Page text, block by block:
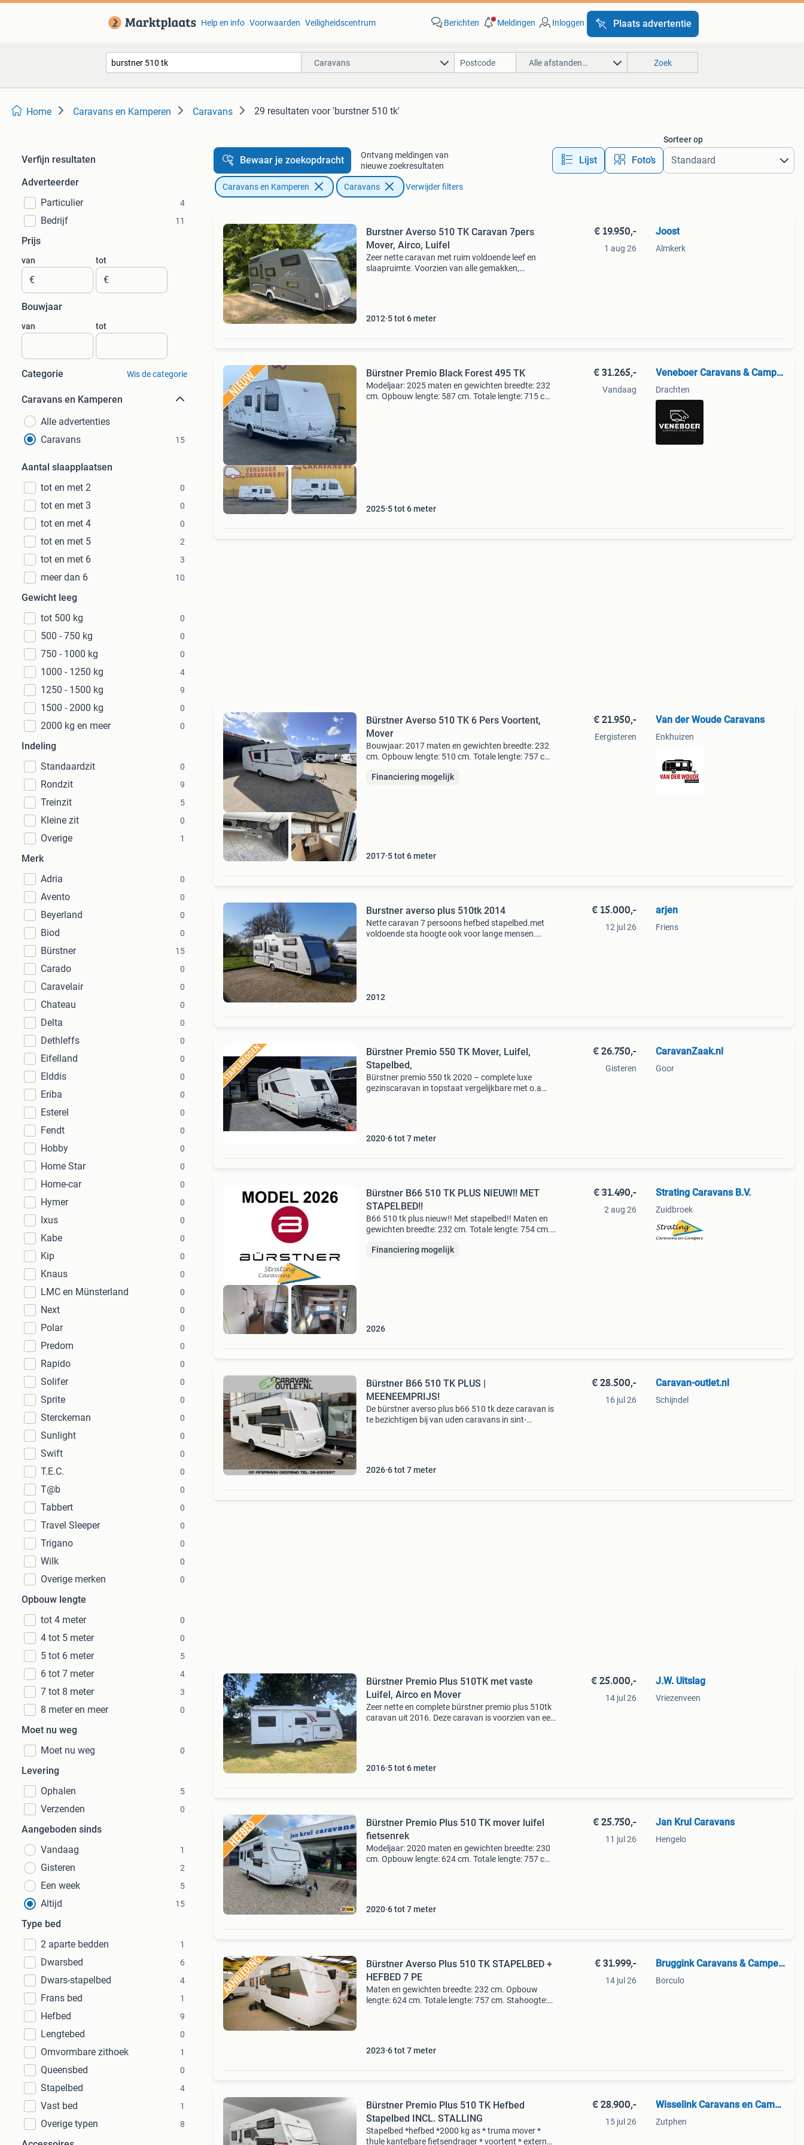
Help en info Voorwaarden Veiligheidscentrum Berichten Meldingen Inloggen Plaats advertentie
Caravans Alle afstanden… Zoek
Home Caravans en Kamperen Caravans 29 resultaten voor 'burstner 510 tk'
Verfijn resultaten
Adverteerder
Particulier
4
Bedrijf 11
Prijs
van
€
tot
€
Bouwjaar
van tot
Categorie Wis de categorie
Caravans en Kamperen
Alle advertenties
Caravans
15
Aantal slaapplaatsen
tot en met 2
0
tot en met 3 0
tot en met 4 0
tot en met 5 2
tot en met 6 3
meer dan 6 10
Gewicht leeg
tot 500 kg
0
500 - 750 kg 0
750 - 1000 kg 0
1000 - 1250 kg 4
1250 - 1500 kg 9
1500 - 2000 kg 0
2000 kg en meer 0
Indeling
Standaardzit
0
Rondzit 9
Treinzit 5
Kleine zit 0
Overige 1
Merk
Adria
0
Avento 0
Beyerland 0
Biod 0
Bürstner 15
Carado 0
Caravelair 0
Chateau 0
Delta 0
Dethleffs 0
Eifelland 0
Elddis 0
Eriba 0
Esterel 0
Fendt 0
Hobby 0
Home Star 0
Home-car 0
Hymer 0
Ixus 0
Kabe 0
Kip 0
Knaus 0
LMC en Münsterland 0
Next 0
Polar 0
Predom 0
Rapido 0
Solifer 0
Sprite 0
Sterckeman 0
Sunlight 0
Swift 0
T.E.C. 0
T@b 0
Tabbert 0
Travel Sleeper 0
Trigano 0
Wilk 0
Overige merken 0
Opbouw lengte
tot 4 meter
0
4 tot 5 meter 0
5 tot 6 meter 5
6 tot 7 meter 4
7 tot 8 meter 3
8 meter en meer 0
Moet nu weg
Moet nu weg
0
Levering
Ophalen
5
Verzenden 0
Aangeboden sinds
Vandaag
1
Gisteren 2
Een week 5
Altijd 15
Type bed
2 aparte bedden
1
Dwarsbed 6
Dwars-stapelbed 4
Frans bed 1
Hefbed 9
Lengtebed 0
Omvormbare zithoek 1
Queensbed 0
Stapelbed 4
Vast bed 1
Overige typen 8
Bewaar je zoekopdracht
Ontvang meldingen van
nieuwe zoekresultaten
Lijst Foto’s
Sorteer op
Caravans en Kamperen Caravans Verwijder filters
Burstner Averso 510 TK Caravan 7pers
Mover, Airco, Luifel
Zeer nette caravan met ruim voldoende leef en
slaapruimte. Voorzien van alle gemakken,
2012 5 tot 6 meter
€ 19.950,-
1 aug 26
Joost
Almkerk
Bürstner Premio Black Forest 495 TK
Modeljaar: 2025 maten en gewichten breedte: 232
cm. Opbouw lengte: 587 cm. Totale lengte: 715 cm.
2025 5 tot 6 meter
€ 31.265,-
Vandaag
Veneboer Caravans & Campers bv
Drachten
Bürstner Averso 510 TK 6 Pers Voortent,
Mover
Bouwjaar: 2017 maten en gewichten breedte: 232
cm. Opbouw lengte: 510 cm. Totale lengte: 757 cm.
kg. Laadvermogen: 230 kg. Slapen aantal
Financiering mogelijk
2017 5 tot 6 meter
€ 21.950,-
Eergisteren
Van der Woude Caravans
Enkhuizen
Burstner averso plus 510tk 2014
Nette caravan 7 persoons hefbed stapelbed.met
voldoende sta hoogte ook voor lange mensen.
2012
€ 15.000,-
12 jul 26
arjen
Friens
Bürstner Premio 550 TK Mover, Luifel,
Stapelbed,
Bürstner premio 550 tk 2020 – complete luxe
gezinscaravan in topstaat vergelijkbare met o.a
2020 6 tot 7 meter
€ 26.750,-
Gisteren
CaravanZaak.nl
Goor
Bürstner B66 510 TK PLUS NIEUW!! MET
STAPELBED!!
B66 510 tk plus nieuw!! Met stapelbed!! Maten en
gewichten breedte: 232 cm. Totale lengte: 754 cm.
Kg. Laadvermogen: 580 kg. Slapen aantal
Financiering mogelijk
2026
€ 31.490,-
2 aug 26
Strating Caravans B.V.
Zuidbroek
Bürstner B66 510 TK PLUS |
MEENEEMPRIJS!
De bürstner averso plus b66 510 tk deze caravan is
te bezichtigen bij van uden caravans in sint-
2026 6 tot 7 meter
€ 28.500,-
16 jul 26
Caravan-outlet.nl
Schijndel
Bürstner Premio Plus 510TK met vaste
Luifel, Airco en Mover
Zeer nette en complete bürstner premio plus 510tk
caravan uit 2016. Deze caravan is voorzien van een
2016 5 tot 6 meter
€ 25.000,-
14 jul 26
J.W. Uitslag
Vriezenveen
Bürstner Premio Plus 510 TK mover luifel
fietsenrek
Modeljaar: 2020 maten en gewichten breedte: 230
cm. Opbouw lengte: 624 cm. Totale lengte: 757 cm.
2020 6 tot 7 meter
€ 25.750,-
11 jul 26
Jan Krul Caravans
Hengelo
Bürstner Averso Plus 510 TK STAPELBED +
HEFBED 7 PE
Maten en gewichten breedte: 232 cm. Opbouw
lengte: 624 cm. Totale lengte: 757 cm. Stahoogte:
2023 6 tot 7 meter
€ 31.999,-
14 jul 26
Bruggink Caravans & Campers
Borculo
Bürstner Premio Plus 510 TK Hefbed
Stapelbed INCL. STALLING
Stapelbed *hefbed *2000 kg as * truma mover *
thule kantelbare fietsendrager * voortent * externe
€ 28.900,-
15 jul 26
Wisselink Caravans en Campers
Zutphen